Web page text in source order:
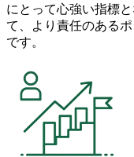
にとって心強い指標
て、より責任のある
です。